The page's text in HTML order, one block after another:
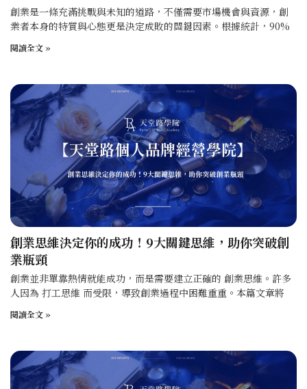
創業是一條充滿挑戰與未知的道路，不僅需要市場機會與資源，創
業者本身的特質與心態更是決定成敗的關鍵因素。根據統計，90%
閱讀全文 »
創業思維決定你的成功！9大關鍵思維，助你突破創
業瓶頸
創業並非單靠熱情就能成功，而是需要建立正確的 創業思維。許多
人因為 打工思維 而受限，導致創業過程中困難重重。本篇文章將
閱讀全文 »